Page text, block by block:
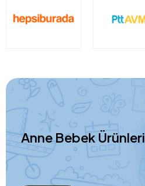
Anne Bebek Ürünleri